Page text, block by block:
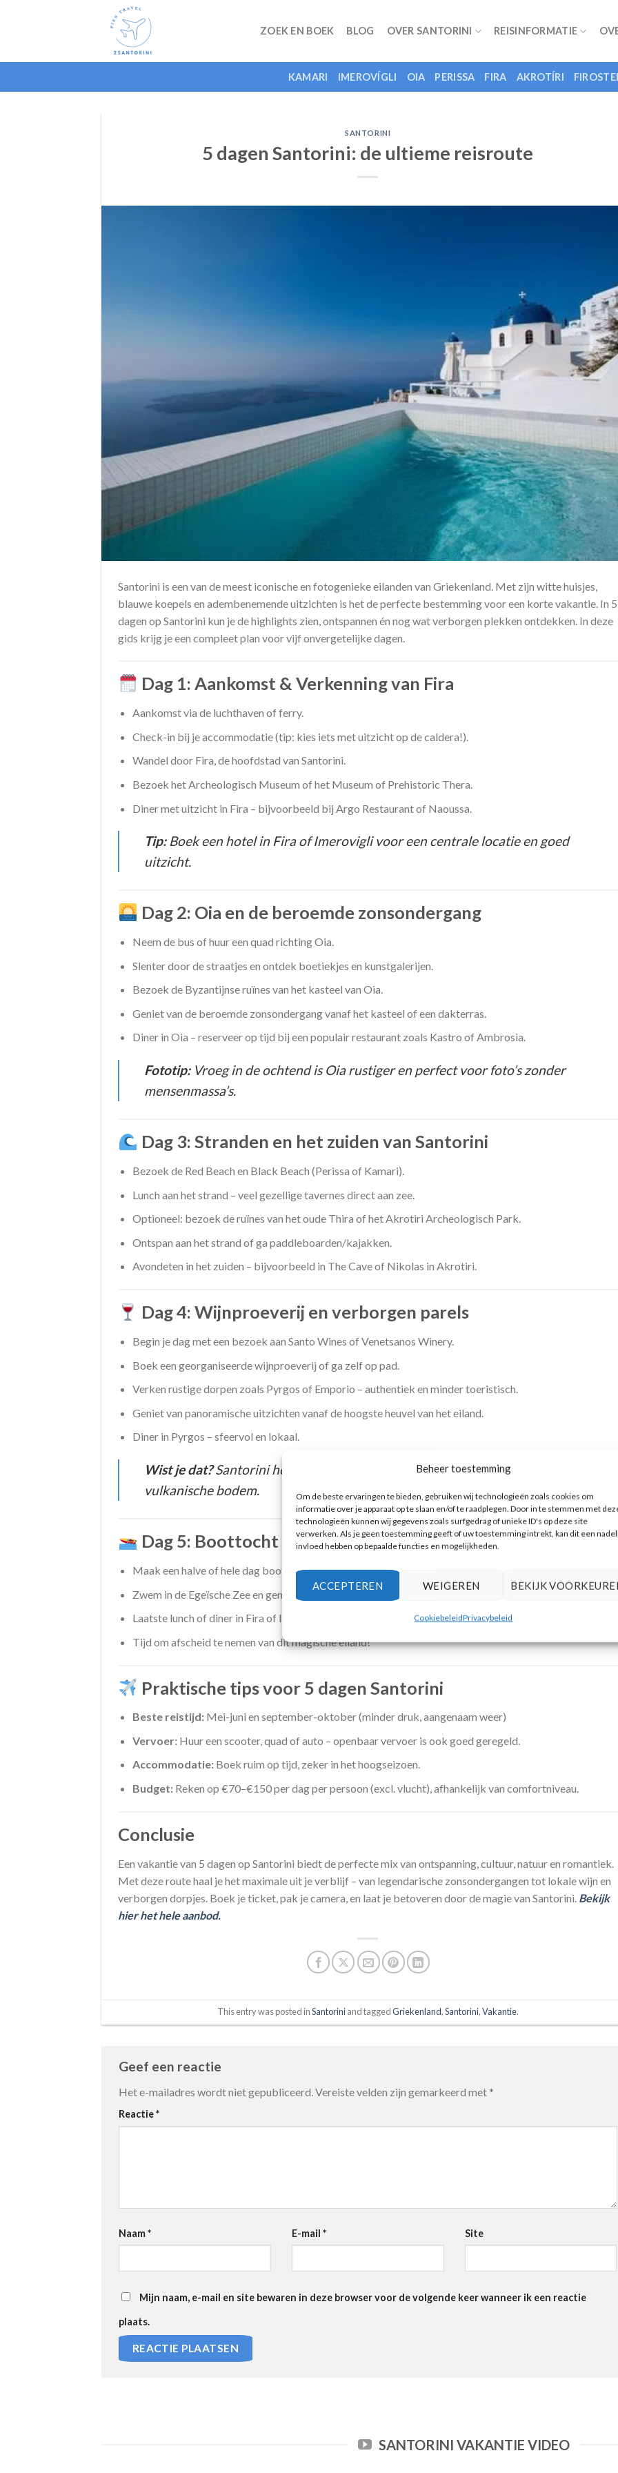
Beheer toestemming
Om de beste ervaringen te bieden, gebruiken wij technologieën zoals cookies om
informatie over je apparaat op te slaan en/of te raadplegen. Door in te stemmen met
technologieën kunnen wij gegevens zoals surfgedrag of unieke ID's op deze site
verwerken. Als je geen toestemming geeft of uw toestemming intrekt, kan dit een
invloed hebben op bepaalde functies en mogelijkheden.
ACCEPTEREN WEIGEREN BEKIJK
CookiebeleidPrivacybeleid
ZOEK EN BOEK BLOG OVER SANTORINI REISINFORMATIE
KAMARI IMEROVÍGLI OIA PERISSA FIRA AKROTÍRI
SANTORINI
5 dagen Santorini: de ultieme reisroute
Santorini is een van de meest iconische en fotogenieke eilanden van Griekenland. Met zijn witte huisjes,
blauwe koepels en adembenemende uitzichten is het de perfecte bestemming voor een korte vakantie. In 5
dagen op Santorini kun je de highlights zien, ontspannen én nog wat verborgen plekken ontdekken. In deze
gids krijg je een compleet plan voor vijf onvergetelijke dagen.
Dag 1: Aankomst & Verkenning van Fira
Aankomst via de luchthaven of ferry.
Check-in bij je accommodatie (tip: kies iets met uitzicht op de caldera!).
Wandel door Fira, de hoofdstad van Santorini.
Bezoek het Archeologisch Museum of het Museum of Prehistoric Thera.
Diner met uitzicht in Fira – bijvoorbeeld bij Argo Restaurant of Naoussa.
Tip:Boek een hotel in Fira of Imerovigli voor een centrale locatie en goed
uitzicht.
Dag 2: Oia en de beroemde zonsondergang
Neem de bus of huur een quad richting Oia.
Slenter door de straatjes en ontdek boetiekjes en kunstgalerijen.
Bezoek de Byzantijnse ruïnes van het kasteel van Oia.
Geniet van de beroemde zonsondergang vanaf het kasteel of een dakterras.
Diner in Oia – reserveer op tijd bij een populair restaurant zoals Kastro of Ambrosia.
Fototip:Vroeg in de ochtend is Oia rustiger en perfect voor foto’s zonder
mensenmassa’s.
Dag 3: Stranden en het zuiden van Santorini
Bezoek de Red Beach en Black Beach (Perissa of Kamari).
Lunch aan het strand – veel gezellige tavernes direct aan zee.
Optioneel: bezoek de ruïnes van het oude Thira of het Akrotiri Archeologisch Park.
Ontspan aan het strand of ga paddleboarden/kajakken.
Avondeten in het zuiden – bijvoorbeeld in The Cave of Nikolas in Akrotiri.
Dag 4: Wijnproeverij en verborgen parels
Begin je dag met een bezoek aan Santo Wines of Venetsanos Winery.
Boek een georganiseerde wijnproeverij of ga zelf op pad.
Verken rustige dorpen zoals Pyrgos of Emporio – authentiek en minder toeristisch.
Geniet van panoramische uitzichten vanaf de hoogste heuvel van het eiland.
Diner in Pyrgos – sfeervol en lokaal.
Wist je dat?Santorini heeft een unieke wijnsoort (Assyrtiko) dankzij de
vulkanische bodem.
Dag 5: Boottocht en afscheid
Maak een halve of hele dag boottocht naar de vulkaan, warmwaterbronnen en Thirassia.
Zwem in de Egeïsche Zee en geniet van het uitzicht op het eiland vanaf het water.
Laatste lunch of diner in Fira of Imerovigli.
Tijd om afscheid te nemen van dit magische eiland!
Praktische tips voor 5 dagen Santorini
Beste reistijd:Mei-juni en september-oktober (minder druk, aangenaam weer)
Vervoer:Huur een scooter, quad of auto – openbaar vervoer is ook goed geregeld.
Accommodatie:Boek ruim op tijd, zeker in het hoogseizoen.
Budget:Reken op €70–€150 per dag per persoon (excl. vlucht), afhankelijk van comfortniveau.
Conclusie
Een vakantie van 5 dagen op Santorini biedt de perfecte mix van ontspanning, cultuur, natuur en romantiek.
Met deze route haal je het maximale uit je verblijf – van legendarische zonsondergangen tot lokale wijn en
verborgen dorpjes. Boek je ticket, pak je camera, en laat je betoveren door de magie van Santorini. Bekijk
hier het hele aanbod.
This entry was posted inSantoriniand taggedGriekenland,Santorini,Vakantie.
Geef een reactie
Het e-mailadres wordt niet gepubliceerd.Vereiste velden zijn gemarkeerd met *
Reactie*
Naam* E-mail * Site
Mijn naam, e-mail en site bewaren in deze browser voor de volgende keer wanneer ik een reactie
plaats.
SANTORINI VAKANTIE VIDEO